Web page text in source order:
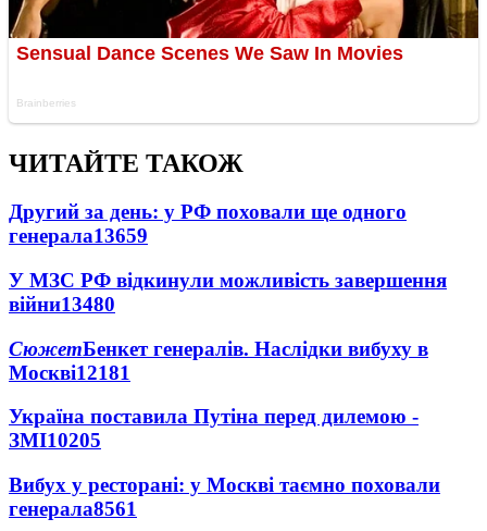
ЧИТАЙТЕ ТАКОЖ
Другий за день: у РФ поховали ще одного
генерала13659
У МЗС РФ відкинули можливість завершення
війни13480
СюжетБенкет генералів. Наслідки вибуху в
Москві12181
Україна поставила Путіна перед дилемою -
ЗМІ10205
Вибух у ресторані: у Москві таємно поховали
генерала8561